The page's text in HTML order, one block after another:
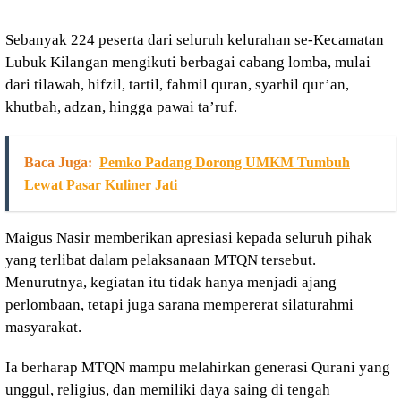
Sebanyak 224 peserta dari seluruh kelurahan se-Kecamatan
Lubuk Kilangan mengikuti berbagai cabang lomba, mulai
dari tilawah, hifzil, tartil, fahmil quran, syarhil qur’an,
khutbah, adzan, hingga pawai ta’ruf.
Baca Juga: Pemko Padang Dorong UMKM Tumbuh
Lewat Pasar Kuliner Jati
Maigus Nasir memberikan apresiasi kepada seluruh pihak
yang terlibat dalam pelaksanaan MTQN tersebut.
Menurutnya, kegiatan itu tidak hanya menjadi ajang
perlombaan, tetapi juga sarana mempererat silaturahmi
masyarakat.
Ia berharap MTQN mampu melahirkan generasi Qurani yang
unggul, religius, dan memiliki daya saing di tengah